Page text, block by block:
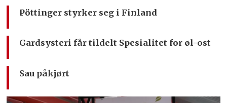
Pöttinger styrker seg i Finland
Gardsysteri får tildelt Spesialitet for øl-ost
Sau påkjørt